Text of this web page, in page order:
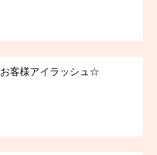
お客様アイラッシュ☆